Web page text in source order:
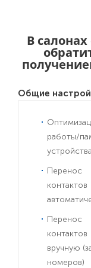
В
Общие
работы/
устройства
Перенос
контактов
Перенос
контактов
вручную
номеров)